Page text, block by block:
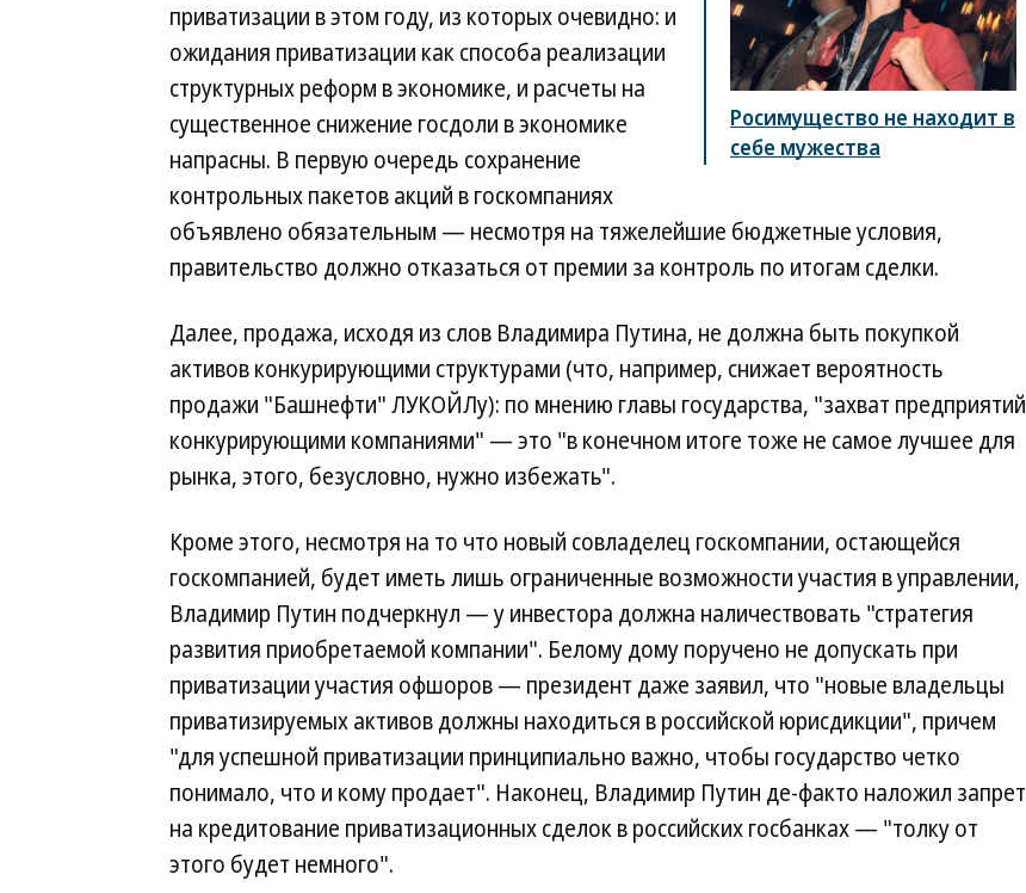
Росимущество не находит в
себе мужества
приватизации в этом году, из которых очевидно: и
ожидания приватизации как способа реализации
структурных реформ в экономике, и расчеты на
существенное снижение госдоли в экономике
напрасны. В первую очередь сохранение
контрольных пакетов акций в госкомпаниях
объявлено обязательным — несмотря на тяжелейшие бюджетные условия,
правительство должно отказаться от премии за контроль по итогам сделки.
Далее, продажа, исходя из слов Владимира Путина, не должна быть покупкой
активов конкурирующими структурами (что, например, снижает вероятность
продажи "Башнефти" ЛУКОЙЛу): по мнению главы государства, "захват предприятий
конкурирующими компаниями" — это "в конечном итоге тоже не самое лучшее для
рынка, этого, безусловно, нужно избежать".
Кроме этого, несмотря на то что новый совладелец госкомпании, остающейся
госкомпанией, будет иметь лишь ограниченные возможности участия в управлении,
Владимир Путин подчеркнул — у инвестора должна наличествовать "стратегия
развития приобретаемой компании". Белому дому поручено не допускать при
приватизации участия офшоров — президент даже заявил, что "новые владельцы
приватизируемых активов должны находиться в российской юрисдикции", причем
"для успешной приватизации принципиально важно, чтобы государство четко
понимало, что и кому продает". Наконец, Владимир Путин де-факто наложил запрет
на кредитование приватизационных сделок в российских госбанках — "толку от
этого будет немного".